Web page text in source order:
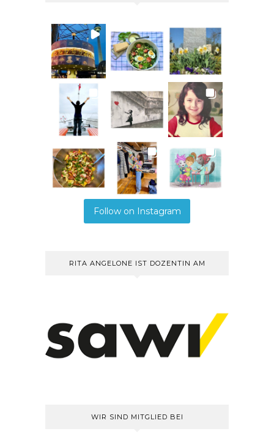
Follow on Instagram
RITA ANGELONE IST DOZENTIN AM
WIR SIND MITGLIED BEI